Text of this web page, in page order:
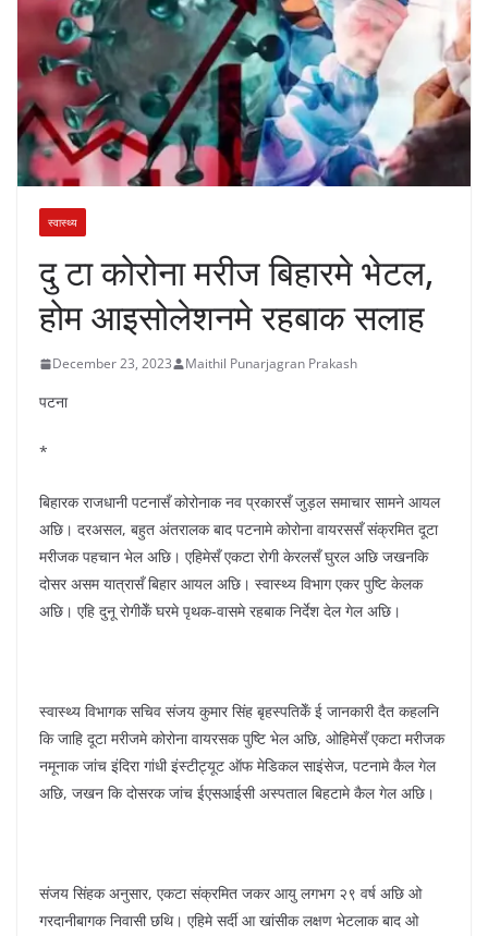
स्वास्थ्य
दु टा कोरोना मरीज बिहारमे भेटल,
होम आइसोलेशनमे रहबाक सलाह
December 23, 2023 Maithil Punarjagran Prakash
पटना
*
बिहारक राजधानी पटनासँ कोरोनाक नव प्रकारसँ जुड़ल समाचार सामने आयल
अछि। दरअसल, बहुत अंतरालक बाद पटनामे कोरोना वायरससँ संक्रमित दूटा
मरीजक पहचान भेल अछि। एहिमेसँ एकटा रोगी केरलसँ घुरल अछि जखनकि
दोसर असम यात्रासँ बिहार आयल अछि। स्वास्थ्य विभाग एकर पुष्टि केलक
अछि। एहि दुनू रोगीकेँ घरमे पृथक-वासमे रहबाक निर्देश देल गेल अछि।
स्वास्थ्य विभागक सचिव संजय कुमार सिंह बृहस्पतिकेँ ई जानकारी दैत कहलनि
कि जाहि दूटा मरीजमे कोरोना वायरसक पुष्टि भेल अछि, ओहिमेसँ एकटा मरीजक
नमूनाक जांच इंदिरा गांधी इंस्टीट्यूट ऑफ मेडिकल साइंसेज, पटनामे कैल गेल
अछि, जखन कि दोसरक जांच ईएसआईसी अस्पताल बिहटामे कैल गेल अछि।
संजय सिंहक अनुसार, एकटा संक्रमित जकर आयु लगभग २९ वर्ष अछि ओ
गरदानीबागक निवासी छथि। एहिमे सर्दी आ खांसीक लक्षण भेटलाक बाद ओ